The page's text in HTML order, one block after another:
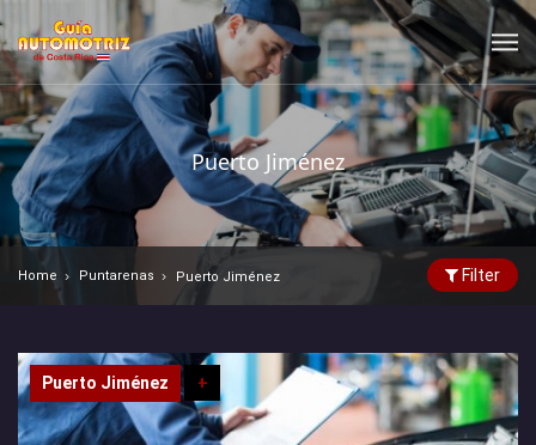
Puerto Jiménez
Home Puntarenas Puerto Jiménez Filter
Puerto Jiménez +